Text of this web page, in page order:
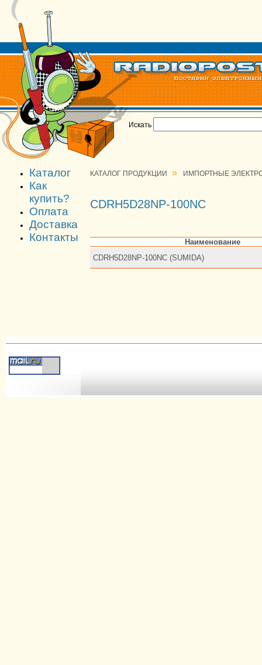
Искать
Каталог
Как
купить?
Оплата
Доставка
Контакты
КАТАЛОГ ПРОДУКЦИИ » ИМПОРТНЫЕ
CDRH5D28NP-100NC
Наименование
CDRH5D28NP-100NC (SUMIDA)